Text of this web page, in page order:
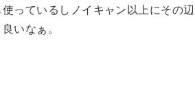
っているしノイキャン以上にその
いなぁ。